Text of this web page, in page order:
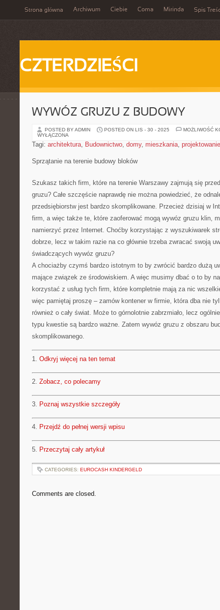
Strona główna Archiwum Ciebie Coma Mirinda Spis
CZTERDZIEŚCI
WYWÓZ GRUZU Z BUDOWY
POSTED BY ADMIN POSTED ON LIS - 30 - 2025
MOŻLIWOŚĆ
WYŁĄCZONA
Tagi: architektura, Budownictwo, domy, mieszkania, projektowanie
Sprzątanie na terenie budowy bloków
Szukasz takich firm, które na terenie Warszawy zajmują się
gruzu? Całe szczęście naprawdę nie można powiedzieć, że
przedsiębiorstw jest bardzo skomplikowane. Przecież dzisiaj w
firm, a więc także te, które zaoferować mogą wywóz gruzu klin,
namierzyć przez Internet. Choćby korzystając z wyszukiwarek
dobrze, lecz w takim razie na co głównie trzeba zwracać swoją
świadczących wywóz gruzu?
A chociażby czymś bardzo istotnym to by zwrócić bardzo dużą
mające związek ze środowiskiem. A więc musimy dbać o to by
korzystać z usług tych firm, które kompletnie mają za nic
więc pamiętaj proszę – zamów kontener w firmie, która dba nie
również o cały świat. Może to górnolotnie zabrzmiało, lecz
typu kwestie są bardzo ważne. Zatem wywóz gruzu z obszaru
skomplikowanego.
1. Odkryj więcej na ten temat
2. Zobacz, co polecamy
3. Poznaj wszystkie szczegóły
4. Przejdź do pełnej wersji wpisu
5. Przeczytaj cały artykuł
CATEGORIES: EUROCASH KINDERGELD
Comments are closed.